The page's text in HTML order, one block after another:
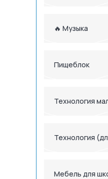
🔥 Музыка
Пищеблок
Технология
Технология
Мебель для